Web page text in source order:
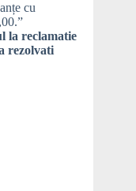
cu
la reclamatie
rezolvati